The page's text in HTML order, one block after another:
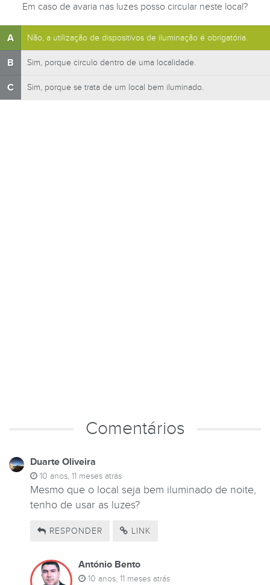
Em caso de avaria nas luzes posso circular neste local?
A Não, a utilização de dispositivos de iluminação é obrigatória.
B Sim, porque circulo dentro de uma localidade.
C Sim, porque se trata de um local bem iluminado.
Comentários
Duarte Oliveira
10 anos, 11 meses atrás
Mesmo que o local seja bem iluminado de noite,
tenho de usar as luzes?
RESPONDER LINK
António Bento
10 anos, 11 meses atrás